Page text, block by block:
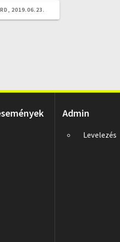
2019.06.23.
Admin
Levelezés